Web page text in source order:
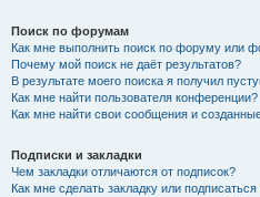
Поиск по форумам
Как мне выполнить поиск по форуму или
Почему мой поиск не даёт результатов?
В результате моего поиска я получил
Как мне найти пользователя конференции?
Как мне найти свои сообщения и
Подписки и закладки
Чем закладки отличаются от подписок?
Как мне сделать закладку или